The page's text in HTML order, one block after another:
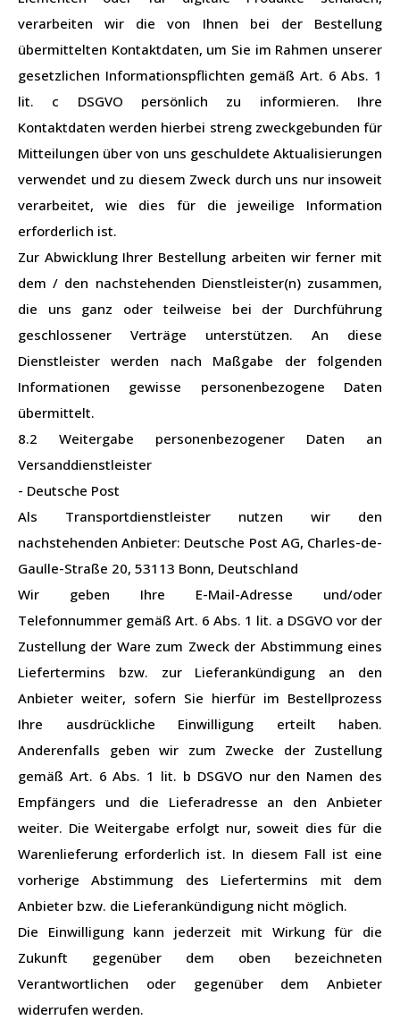
verarbeiten wir die von Ihnen bei der Bestellung
übermittelten Kontaktdaten, um Sie im Rahmen unserer
gesetzlichen Informationspflichten gemäß Art. 6 Abs. 1
lit. c DSGVO persönlich zu informieren. Ihre
Kontaktdaten werden hierbei streng zweckgebunden für
Mitteilungen über von uns geschuldete Aktualisierungen
verwendet und zu diesem Zweck durch uns nur insoweit
verarbeitet, wie dies für die jeweilige Information
erforderlich ist.
Zur Abwicklung Ihrer Bestellung arbeiten wir ferner mit
dem / den nachstehenden Dienstleister(n) zusammen,
die uns ganz oder teilweise bei der Durchführung
geschlossener Verträge unterstützen. An diese
Dienstleister werden nach Maßgabe der folgenden
Informationen gewisse personenbezogene Daten
übermittelt.
8.2 Weitergabe personenbezogener Daten an
Versanddienstleister
- Deutsche Post
Als Transportdienstleister nutzen wir den
nachstehenden Anbieter: Deutsche Post AG, Charles-de-
Gaulle-Straße 20, 53113 Bonn, Deutschland
Wir geben Ihre E-Mail-Adresse und/oder
Telefonnummer gemäß Art. 6 Abs. 1 lit. a DSGVO vor der
Zustellung der Ware zum Zweck der Abstimmung eines
Liefertermins bzw. zur Lieferankündigung an den
Anbieter weiter, sofern Sie hierfür im Bestellprozess
Ihre ausdrückliche Einwilligung erteilt haben.
Anderenfalls geben wir zum Zwecke der Zustellung
gemäß Art. 6 Abs. 1 lit. b DSGVO nur den Namen des
Empfängers und die Lieferadresse an den Anbieter
weiter. Die Weitergabe erfolgt nur, soweit dies für die
Warenlieferung erforderlich ist. In diesem Fall ist eine
vorherige Abstimmung des Liefertermins mit dem
Anbieter bzw. die Lieferankündigung nicht möglich.
Die Einwilligung kann jederzeit mit Wirkung für die
Zukunft gegenüber dem oben bezeichneten
Verantwortlichen oder gegenüber dem Anbieter
widerrufen werden.